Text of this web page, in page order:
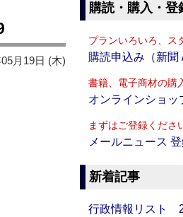
月19日 (木)
購読・購入・登
プランいろいろ、ス
購読申込み（新聞
書籍、電子商材の購
オンラインショッ
まずはご登録くださ
メールニュース 登
新着記事
行政情報リスト